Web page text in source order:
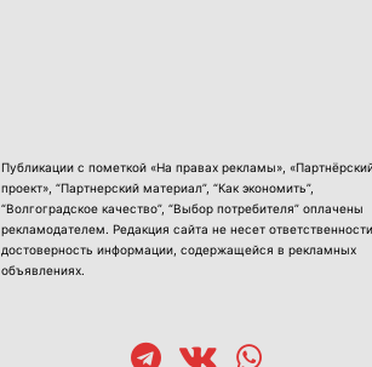
Публикации с пометкой «На правах рекламы»,
проект», “Партнерский материал”, “Как экономить”,
“Волгоградское качество”, “Выбор потребителя” оплачены
рекламодателем. Редакция сайта не несет
достоверность информации, содержащейся в рекламных
объявлениях.